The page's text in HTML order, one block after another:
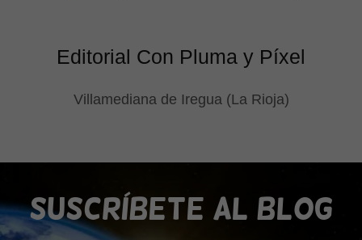
Editorial Con Pluma y Píxel
Villamediana de Iregua (La Rioja)
Suscríbete al blog